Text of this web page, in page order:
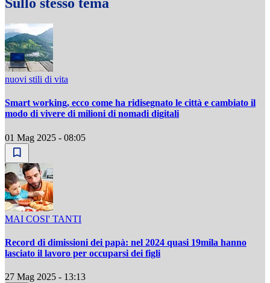
nuovi stili di vita
Smart working, ecco come ha ridisegnato le città e cambiato il
modo di vivere di milioni di nomadi digitali
01 Mag 2025 - 08:05
MAI COSI' TANTI
Record di dimissioni dei papà: nel 2024 quasi 19mila hanno
lasciato il lavoro per occuparsi dei figli
27 Mag 2025 - 13:13